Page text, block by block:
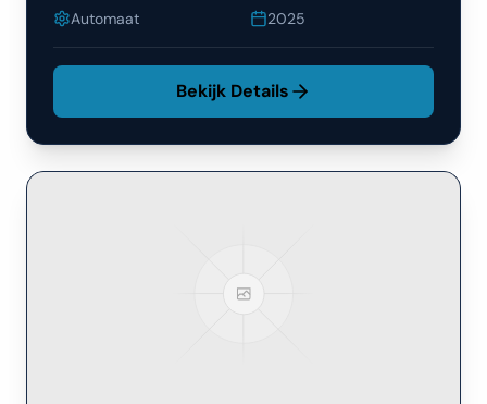
Automaat 2025
Bekijk Details